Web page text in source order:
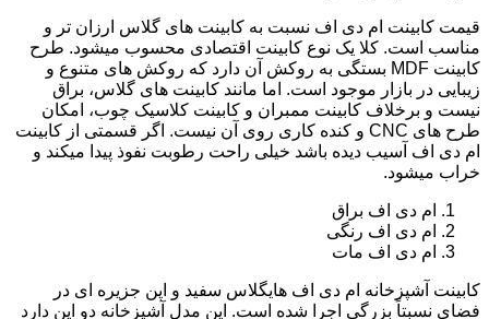
قیمت کابینت ام دی اف نسبت به کابینت های گلاس ارزان تر و
مناسب است. کلا یک نوع کابینت اقتصادی محسوب میشود. طرح
کابینت MDF بستگی به روکش آن دارد که روکش های متنوع و
زیبایی در بازار موجود است. اما مانند کابینت های گلاس، براق
نیست و برخلاف کابینت ممبران و کابینت کلاسیک چوب، امکان
طرح های CNC و کنده کاری روی آن نیست. اگر قسمتی از کابینت
ام دی اف آسیب دیده باشد خیلی راحت رطوبت نفوذ پیدا میکند و
خراب میشود.
ام دی اف براق
ام دی اف رنگی
ام دی اف مات
کابینت آشپزخانه ام دی اف هایگلاس سفید و اپن جزیره ای در
فضای نسبتاً بزرگی اجرا شده است. این مدل آشپزخانه دو اپن دارد